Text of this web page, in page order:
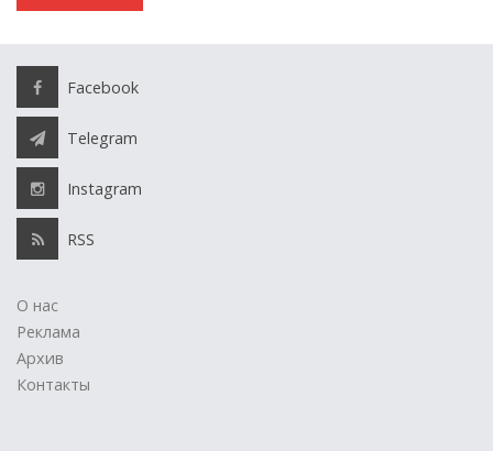
Facebook
Telegram
Instagram
RSS
О нас
Реклама
Архив
Контакты